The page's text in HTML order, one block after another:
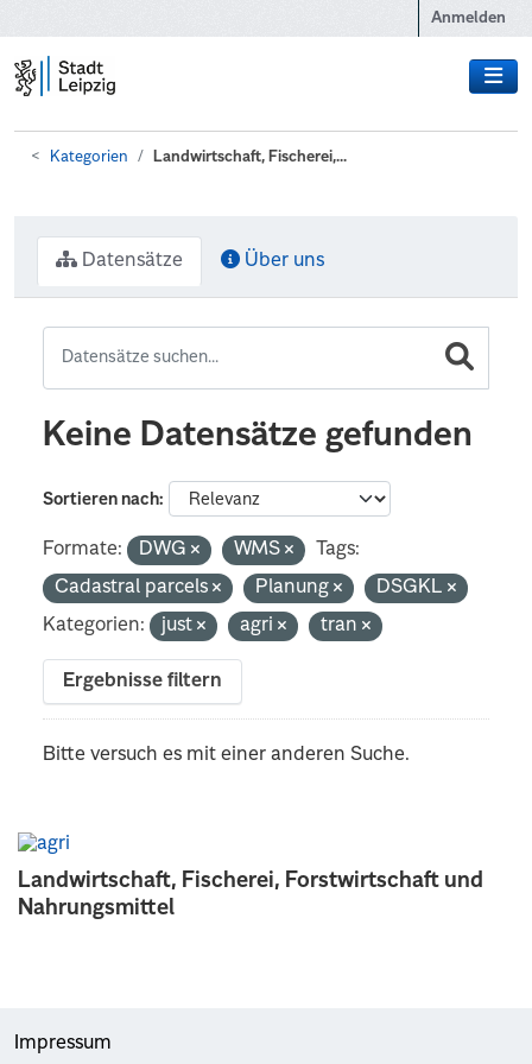
Anmelden
Kategorien Landwirtschaft, Fischerei,...
Landwirtschaft, Fischerei, Forstwirtschaft und
Nahrungsmittel
Datensätze Über uns
Keine Datensätze gefunden
Sortieren nach
Formate: DWG WMS
Tags:
Cadastral parcels
Planung
DSGKL
Kategorien:
just agri tran
Ergebnisse filtern
Bitte versuch es mit einer anderen Suche.
Impressum